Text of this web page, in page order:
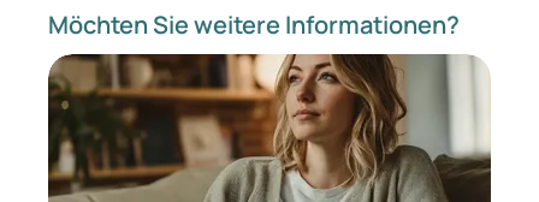
Möchten Sie weitere Informationen?